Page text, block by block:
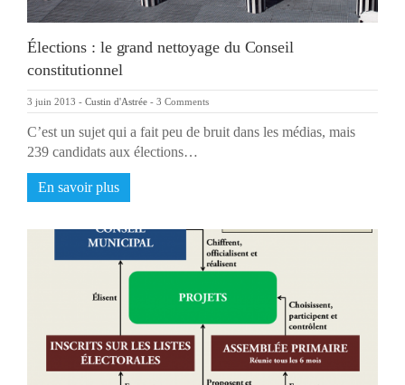
Élections : le grand nettoyage du Conseil
constitutionnel
3 juin 2013 - Custin d'Astrée - 3 Comments
C’est un sujet qui a fait peu de bruit dans les médias, mais
239 candidats aux élections…
En savoir plus